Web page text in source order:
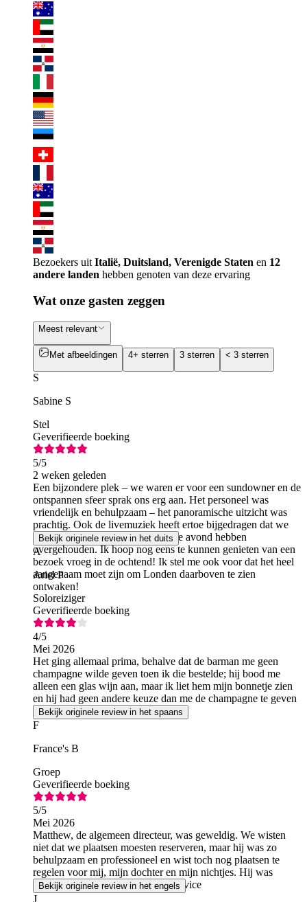
Bezoekers uit Italië, Duitsland, Verenigde Staten en 12
andere landen hebben genoten van deze ervaring
Wat onze gasten zeggen
Meest relevant
Met afbeeldingen 4+ sterren 3 sterren < 3 sterren
S
Sabine S
Stel
Geverifieerde boeking
5/5
2 weken geleden
Een bijzondere plek – we waren er voor een sundowner en de
ontspannen sfeer sprak ons erg aan. Het personeel was
vriendelijk en behulpzaam – het panoramische uitzicht was
prachtig. Ook de livemuziek heeft ertoe bijgedragen dat we
een prachtige herinnering aan deze avond hebben
overgehouden. Ik hoop nog eens te kunnen genieten van een
bezoek vroeg in de ochtend! Ik stel me ook voor dat het heel
aangenaam moet zijn om Londen daarboven te zien
ontwaken!
Bekijk originele review in het duits
A
Ariel P
Soloreiziger
Geverifieerde boeking
4/5
Mei 2026
Het ging allemaal prima, behalve dat de barman me geen
champagne wilde geven toen ik die bestelde; hij bood me
alleen een glas wijn aan, maar ik liet hem mijn bonnetje zien
en hij had geen andere keuze dan me de champagne te geven
Bekijk originele review in het spaans
F
France's B
Groep
Geverifieerde boeking
5/5
Mei 2026
Matthew, de algemeen directeur, was geweldig. We wisten
niet dat we plaatsen moesten reserveren, maar hij was zo
behulpzaam en professioneel en wist toch nog plaatsen te
regelen voor mij, mijn dochter en mijn nichtjes. Hij was
gewoon geweldig. Fantastische service
Bekijk originele review in het engels
J